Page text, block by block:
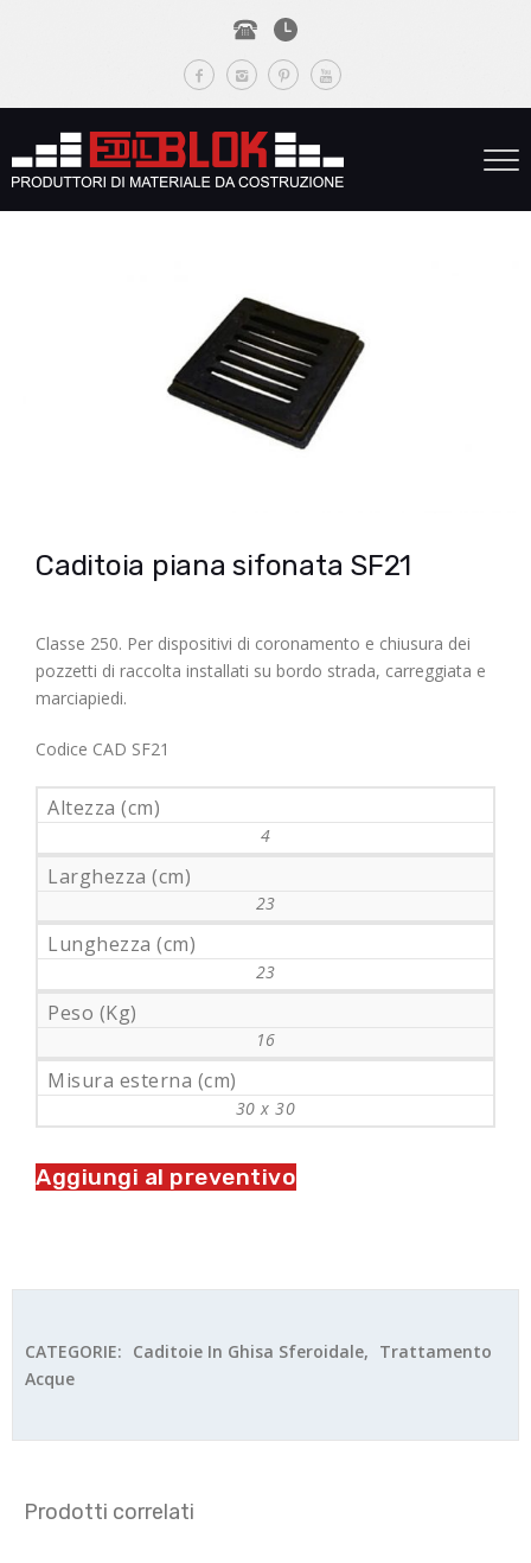
Caditoia piana sifonata SF21
Classe 250. Per dispositivi di coronamento e chiusura dei
pozzetti di raccolta installati su bordo strada, carreggiata e
marciapiedi.
Codice CAD SF21
Altezza (cm)
4
Larghezza (cm)
23
Lunghezza (cm)
23
Peso (Kg)
16
Misura esterna (cm)
30 x 30
Aggiungi al preventivo
CATEGORIE: Caditoie In Ghisa Sferoidale, Trattamento
Acque
Prodotti correlati